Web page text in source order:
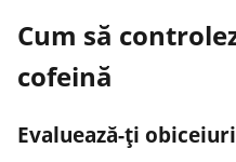
Cum să
cofeină
Evaluează-ți